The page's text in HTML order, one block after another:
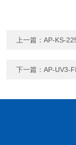
上一篇：AP-KS-
下一篇：AP-UV3-